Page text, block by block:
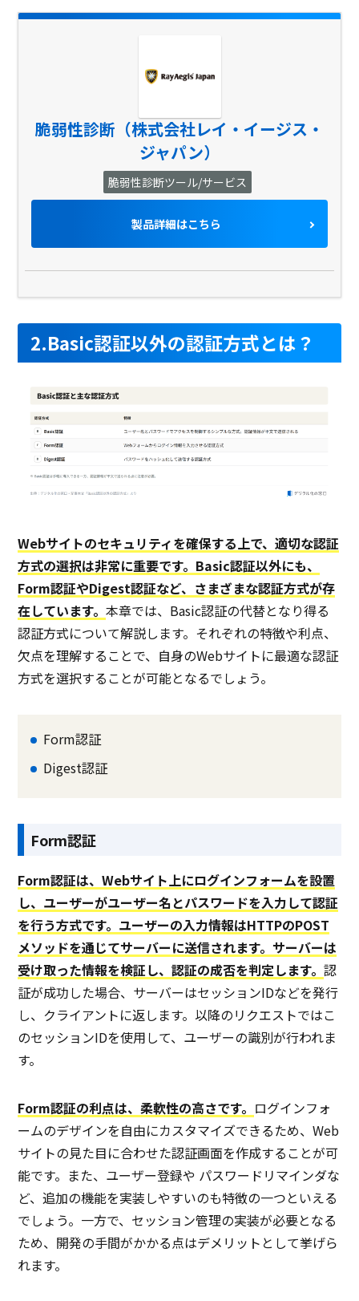
SSL設定
サーバ設定
URL設定
効化
製品名
無料ダウンロード
推奨環境
サポート
マモレル
なし
電話 / メール / チャット
クラウドパトロール
PCブラウザ
電話 / メール / チャット
電話 /
/
脆弱性診断（株式会社レイ・イージス・
ジャパン）
脆弱性診断ツール/サービス
製品詳細はこちら
2.Basic認証以外の認証方式とは？
Webサイトのセキュリティを確保する上で、適切な認証
方式の選択は非常に重要です。Basic認証以外にも、
Form認証やDigest認証など、さまざまな認証方式が存
在しています。本章では、Basic認証の代替となり得る
認証方式について解説します。それぞれの特徴や利点、
欠点を理解することで、自身のWebサイトに最適な認証
方式を選択することが可能となるでしょう。
Form認証
Digest認証
Form認証
Form認証は、Webサイト上にログインフォームを設置
し、ユーザーがユーザー名とパスワードを入力して認証
を行う方式です。ユーザーの入力情報はHTTPのPOST
メソッドを通じてサーバーに送信されます。サーバーは
受け取った情報を検証し、認証の成否を判定します。認
証が成功した場合、サーバーはセッションIDなどを発行
し、クライアントに返します。以降のリクエストではこ
のセッションIDを使用して、ユーザーの識別が行われま
す。
Form認証の利点は、柔軟性の高さです。 ログインフォ
ームのデザインを自由にカスタマイズできるため、Web
サイトの見た目に合わせた認証画面を作成することが可
能です。また、ユーザー登録や パスワードリマインダな
ど、追加の機能を実装しやすいのも特徴の一つといえる
でしょう。一方で、セッション管理の実装が必要となる
ため、開発の手間がかかる点はデメリットとして挙げら
れます。